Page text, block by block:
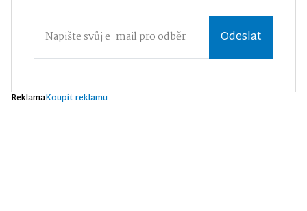
Odeslat
ReklamaKoupit reklamu